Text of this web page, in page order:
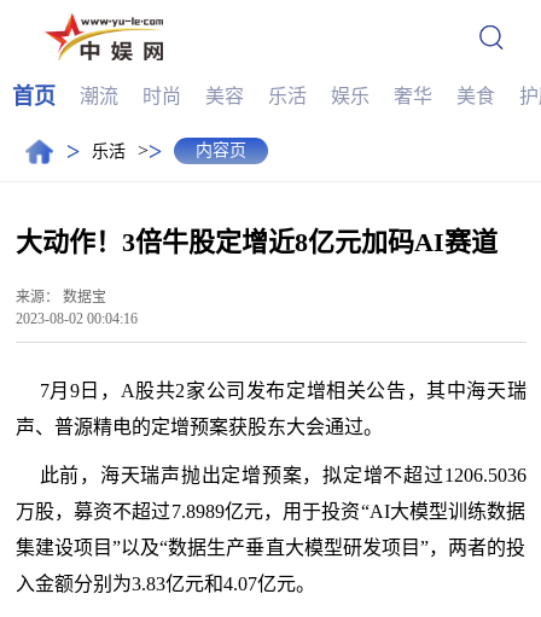
首页 潮流 时尚 美容 乐活 娱乐 奢华 美食
> 乐活 >> 内容页
大动作！3倍牛股定增近8亿元加码AI赛道
来源： 数据宝
2023-08-02 00:04:16
7月9日，A股共2家公司发布定增相关公告，其中海天瑞
声、普源精电的定增预案获股东大会通过。
此前，海天瑞声抛出定增预案，拟定增不超过1206.5036
万股，募资不超过7.8989亿元，用于投资“AI大模型训练数据
集建设项目”以及“数据生产垂直大模型研发项目”，两者的投
入金额分别为3.83亿元和4.07亿元。